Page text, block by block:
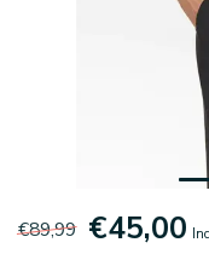
€89,99 €45,00